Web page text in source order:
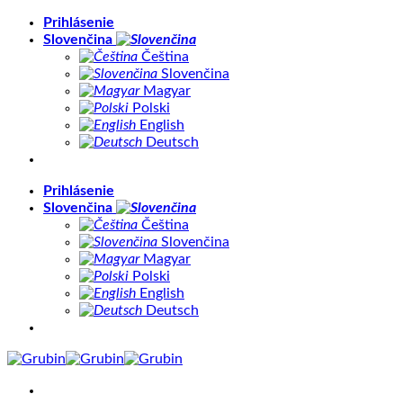
Skip
Prihlásenie
Slovenčina
Čeština
Slovenčina
Magyar
Polski
English
Deutsch
Prihlásenie
Slovenčina
Čeština
Slovenčina
Magyar
Polski
English
Deutsch